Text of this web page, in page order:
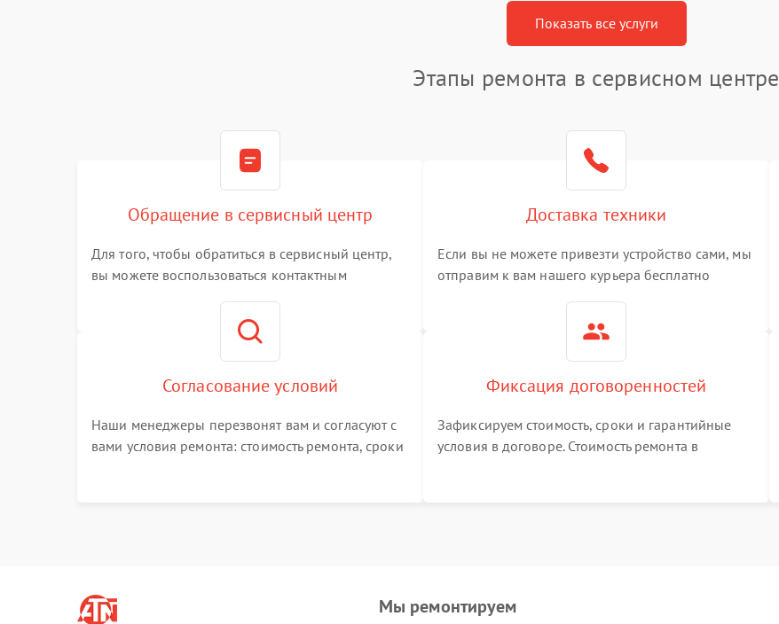
Показать все услуги
Этапы ремонта в сервисном центре
Обращение в сервисный центр
Для того, чтобы обратиться в сервисный центр,
вы можете воспользоваться контактным
номер телефона на сайте
Доставка техники
Если вы не можете привезти устройство сами, мы
отправим к вам нашего курьера бесплатно
Согласование условий
Наши менеджеры перезвонят вам и согласуют с
вами условия ремонта: стоимость ремонта, сроки
Фиксация договоренностей
Зафиксируем стоимость, сроки и гарантийные
условия в договоре. Стоимость ремонта в
Мы ремонтируем